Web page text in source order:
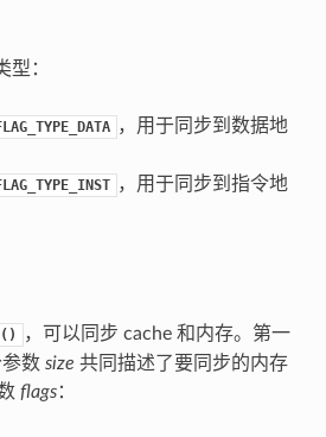
型：
，用于同步到数据地
，用于同步到指令地
，可以同步 cache 和内存。第一
数 size 共同描述了要同步的内存
flags：